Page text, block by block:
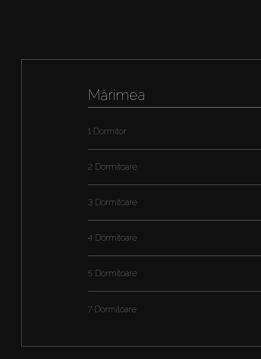
Mărimea
1 Dormitor
2 Dormitoare
3 Dormitoare
4 Dormitoare
5 Dormitoare
7 Dormitoare